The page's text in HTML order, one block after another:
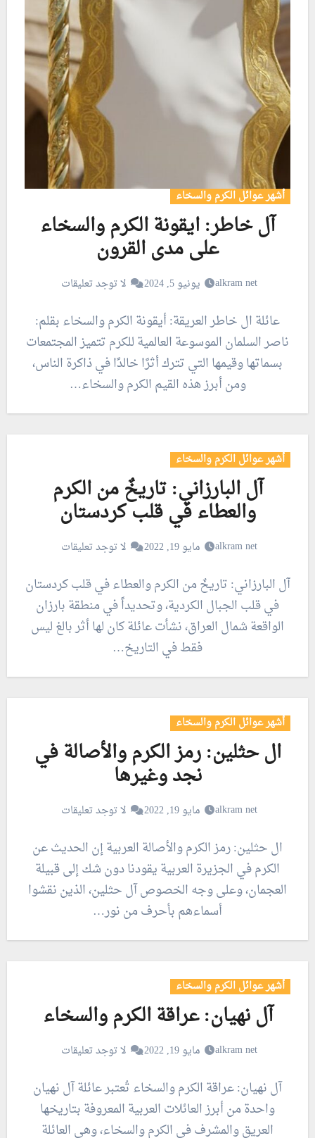
أشهر عوائل الكرم والسخاء
آل خاطر: ايقونة الكرم والسخاء
على مدى القرون
alkram net يونيو 5, 2024 لا توجد تعليقات
عائلة ال خاطر العريقة: أيقونة الكرم والسخاء بقلم:
ناصر السلمان الموسوعة العالمية للكرم تتميز المجتمعات
بسماتها وقيمها التي تترك أثرًا خالدًا في ذاكرة الناس،
ومن أبرز هذه القيم الكرم والسخاء…
أشهر عوائل الكرم والسخاء
آل البارزاني: تاريخٌ من الكرم
والعطاء في قلب كردستان
alkram net مايو 19, 2022 لا توجد تعليقات
آل البارزاني: تاريخٌ من الكرم والعطاء في قلب كردستان
في قلب الجبال الكردية، وتحديداً في منطقة بارزان
الواقعة شمال العراق، نشأت عائلة كان لها أثر بالغ ليس
فقط في التاريخ…
أشهر عوائل الكرم والسخاء
ال حثلين: رمز الكرم والأصالة في
نجد وغيرها
alkram net مايو 19, 2022 لا توجد تعليقات
ال حثلين: رمز الكرم والأصالة العربية إن الحديث عن
الكرم في الجزيرة العربية يقودنا دون شك إلى قبيلة
العجمان، وعلى وجه الخصوص آل حثلين، الذين نقشوا
أسماءهم بأحرف من نور…
أشهر عوائل الكرم والسخاء
آل نهيان: عراقة الكرم والسخاء
alkram net مايو 19, 2022 لا توجد تعليقات
آل نهيان: عراقة الكرم والسخاء تُعتبر عائلة آل نهيان
واحدة من أبرز العائلات العربية المعروفة بتاريخها
العريق والمشرف في الكرم والسخاء، وهي العائلة